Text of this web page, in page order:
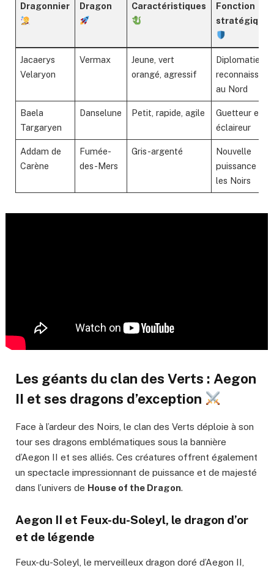
Dragonnier Dragon Caractéristiques
Fonction
stratégique
Jacaerys
Velaryon
Vermax
Jeune, vert
orangé, agressif
Diplomatie et
au Nord
Baela
Targaryen
Danselune Petit, rapide, agile
Guetteur et
éclaireur
Addam de
Carène
Fumée-
des-Mers
Gris-argenté
Nouvelle
puissance
les Noirs
Les géants du clan des Verts : Aegon
II et ses dragons d’exception
Face à l’ardeur des Noirs, le clan des Verts déploie à son
tour ses dragons emblématiques sous la bannière
d’Aegon II et ses alliés. Ces créatures offrent également
un spectacle impressionnant de puissance et de majesté
dans l’univers de House of the Dragon.
Aegon II et Feux-du-Soleyl, le dragon d’or
et de légende
Feux-du-Soleyl, le merveilleux dragon doré d’Aegon II,